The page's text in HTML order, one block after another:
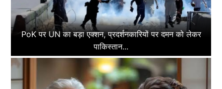
PoK पर UN का बड़ा एक्शन, प्रदर्शनकारियों पर दमन को लेकर
पाकिस्तान...